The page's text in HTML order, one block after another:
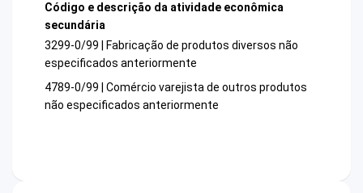
Código e descrição da atividade econômica
secundária
3299-0/99 | Fabricação de produtos diversos não
especificados anteriormente
4789-0/99 | Comércio varejista de outros produtos
não especificados anteriormente